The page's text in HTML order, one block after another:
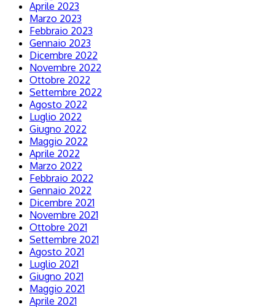
Aprile 2023
Marzo 2023
Febbraio 2023
Gennaio 2023
Dicembre 2022
Novembre 2022
Ottobre 2022
Settembre 2022
Agosto 2022
Luglio 2022
Giugno 2022
Maggio 2022
Aprile 2022
Marzo 2022
Febbraio 2022
Gennaio 2022
Dicembre 2021
Novembre 2021
Ottobre 2021
Settembre 2021
Agosto 2021
Luglio 2021
Giugno 2021
Maggio 2021
Aprile 2021